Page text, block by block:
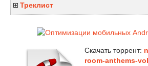
Треклист
Скачать торрент:
room-anthems-